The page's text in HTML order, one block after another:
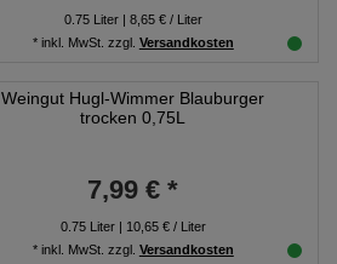
0.75Liter| 8,65 € / Liter
* inkl. MwSt. zzgl. Versandkosten
Weingut Hugl-Wimmer Blauburger
trocken 0,75L
7,99 € *
0.75Liter| 10,65 € / Liter
* inkl. MwSt. zzgl. Versandkosten